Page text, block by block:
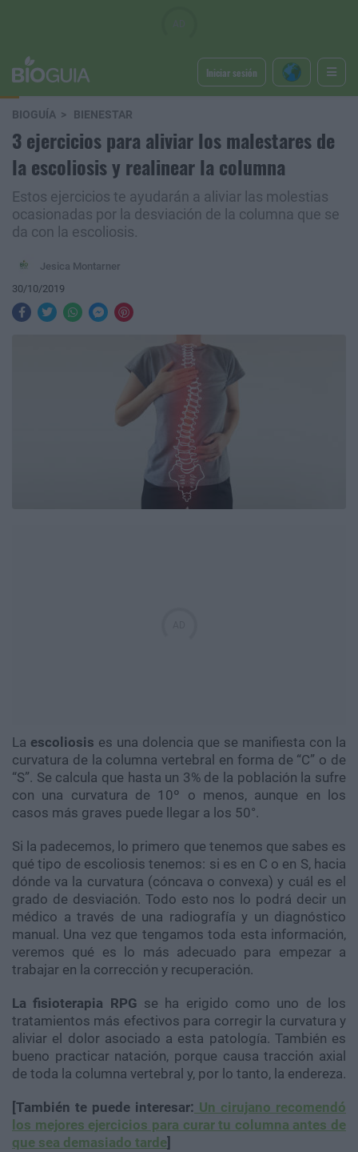
Iniciar sesión
BIOGUÍA BIENESTAR
3 ejercicios para aliviar los malestares de
la escoliosis y realinear la columna
Estos ejercicios te ayudarán a aliviar las molestias
ocasionadas por la desviación de la columna que se
da con la escoliosis.
Jesica Montarner
30/10/2019
La escoliosis es una dolencia que se manifiesta con la
curvatura de la columna vertebral en forma de “C” o de
“S”. Se calcula que hasta un 3% de la población la sufre
con una curvatura de 10º o menos, aunque en los
casos más graves puede llegar a los 50°.
Si la padecemos, lo primero que tenemos que sabes es
qué tipo de escoliosis tenemos: si es en C o en S, hacia
dónde va la curvatura (cóncava o convexa) y cuál es el
grado de desviación. Todo esto nos lo podrá decir un
médico a través de una radiografía y un diagnóstico
manual. Una vez que tengamos toda esta información,
veremos qué es lo más adecuado para empezar a
trabajar en la corrección y recuperación.
La fisioterapia RPG se ha erigido como uno de los
tratamientos más efectivos para corregir la curvatura y
aliviar el dolor asociado a esta patología. También es
bueno practicar natación, porque causa tracción axial
de toda la columna vertebral y, por lo tanto, la endereza.
[También te puede interesar: Un cirujano recomendó
los mejores ejercicios para curar tu columna antes de
que sea demasiado tarde]